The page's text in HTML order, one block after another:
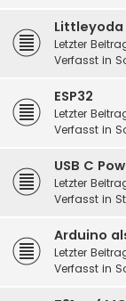
Littleyoda
Letzter
Verfasst in
ESP32
Letzter
Verfasst in
USB C
Letzter
Verfasst in
Arduino
Letzter
Verfasst in